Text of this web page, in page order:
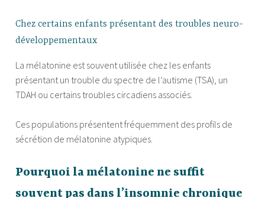
Chez certains enfants présentant des troubles neuro-
développementaux
La mélatonine est souvent utilisée chez les enfants
présentant un trouble du spectre de l’autisme (TSA), un
TDAH ou certains troubles circadiens associés.
Ces populations présentent fréquemment des profils de
sécrétion de mélatonine atypiques.
Pourquoi la mélatonine ne suffit
souvent pas dans l’insomnie chronique